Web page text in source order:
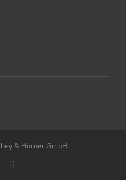
& Hörner GmbH